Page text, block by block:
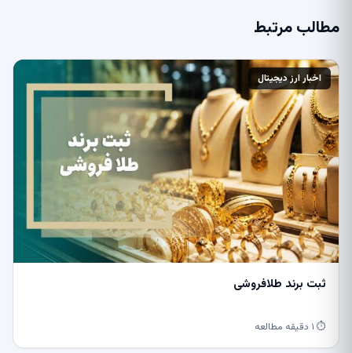
مطالب مرتبط
اخبار ارز دیجیتال
ثبت برند طلافروشی
⏱ ۱ دقیقه مطالعه